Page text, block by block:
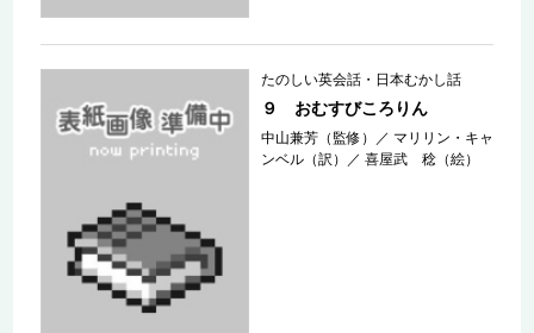
たのしい英会話・日本むかし話
９ おむすびころりん
中山兼芳（監修） ／ マリリン・キャ
ンベル（訳）
／喜屋武 稔（絵）